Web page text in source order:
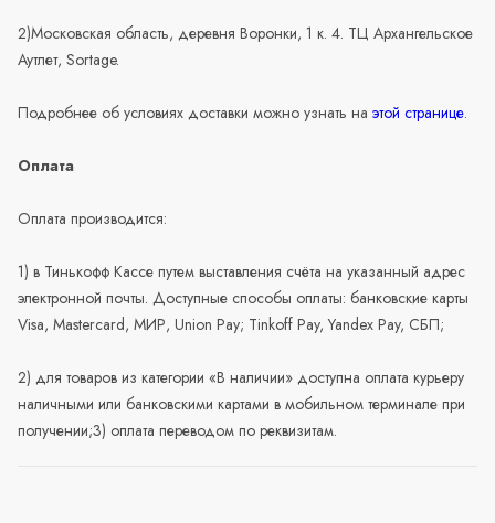
2)Московская область, деревня Воронки, 1 к. 4. ТЦ Архангельское
Аутлет, Sortage.
Подробнее об условиях доставки можно узнать на этой странице.
Оплата
Оплата производится:
1) в Тинькофф Кассе путем выставления счёта на указанный адрес
электронной почты. Доступные способы оплаты: банковские карты
Visa, Mastercard, МИР, Union Pay; Tinkoff Pay, Yandex Pay, СБП;
2) для товаров из категории «В наличии» доступна оплата курьеру
наличными или банковскими картами в мобильном терминале при
получении;3) оплата переводом по реквизитам.